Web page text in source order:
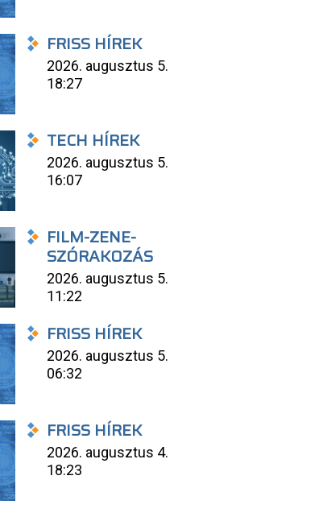
FRISS HÍREK
2026. augusztus 5.
18:27
TECH HÍREK
2026. augusztus 5.
16:07
FILM-ZENE-
SZÓRAKOZÁS
2026. augusztus 5.
11:22
FRISS HÍREK
2026. augusztus 5.
06:32
FRISS HÍREK
2026. augusztus 4.
18:23